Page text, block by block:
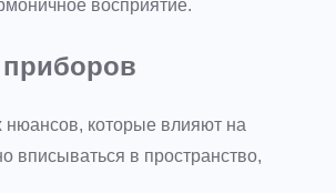
восприятие.
приборов
нюансов, которые влияют на
вписываться в пространство,